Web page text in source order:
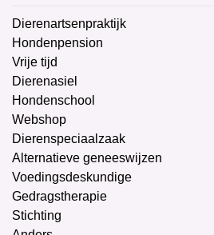
Dierenartsenpraktijk
Hondenpension
Vrije tijd
Dierenasiel
Hondenschool
Webshop
Dierenspeciaalzaak
Alternatieve geneeswijzen
Voedingsdeskundige
Gedragstherapie
Stichting